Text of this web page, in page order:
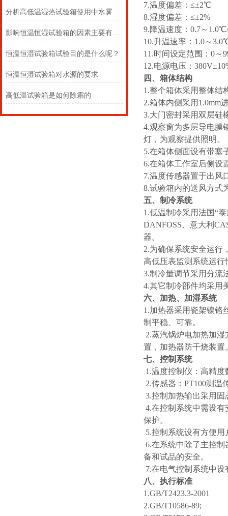
分析高低温湿热试验箱使用中水雾产生原因奥科
影响恒温恒湿试验箱的因素主要有哪些
恒温恒湿试验箱试验目的是什么呢？
恒温恒湿试验箱对水源的要求
高低温试验箱是如何除霜的
7.温度偏差：≤±2℃
8.湿度偏差：≤±2%
9.降温速度：0.7～
10.升温速率：1.0～
11.时间设定范围：0～
12.电源电压：
四、 箱体结构
1.整个箱体采用整体结
2.箱体内侧采用1.0mm
3.大门密封采用双层硅
4.观察窗为多层导电膜
灯，为观察提供照明。
5.在箱体侧面设有带塞
6.在箱体工作室后侧设
7.温度传感器置于出风
8.试验箱内的送风方式
五、制冷系统
1.低温制冷采用法国“
DANFOSS、意大利
器。
2.为确保系统安全运行
高低压表监测系统运行
3.制冷量调节采用分流
4.其它制冷部件均采用
六、加热、加湿系统
1.加热器采用瓷架镍铬
制平稳、可靠。
2.蒸汽锅炉电加热加
置，加热器防干烧装置
七、控制系统
1.温度控制仪：高精
2.传感器：PT100测温
3.控制加热输出采用
4.在控制系统中需设
保护。
5.控制系统设有方便
6.在系统中除了主控
备和试品的安全。
7.在电气控制系统中
八、执行标准
1.GB/T2423.3-2001
2.GB/T10586-89;